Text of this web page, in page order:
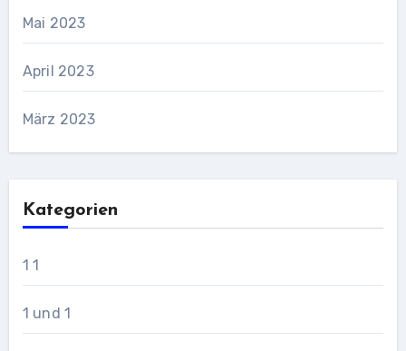
Mai 2023
April 2023
März 2023
Kategorien
1 1
1 und 1